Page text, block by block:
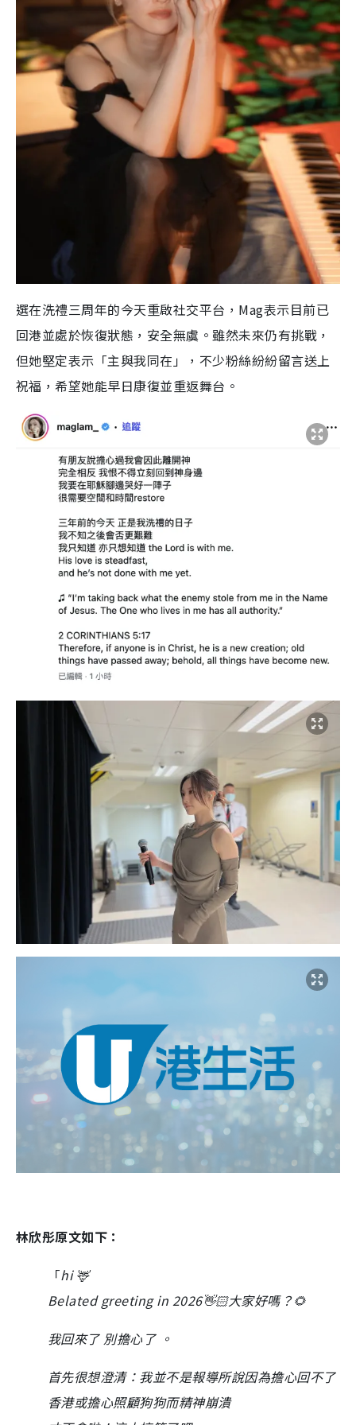
選在洗禮三周年的今天重啟社交平台，Mag表示目前已
回港並處於恢復狀態，安全無虞。雖然未來仍有挑戰，
但她堅定表示「主與我同在」，不少粉絲紛紛留言送上
祝福，希望她能早日康復並重返舞台。
林欣彤原文如下：
「hi 🦌
Belated greeting in 2026👋🏻大家好嗎？🌻
我回來了 別擔心了 。
首先很想澄清：我並不是報導所說因為擔心回不了
香港或擔心照顧狗狗而精神崩潰